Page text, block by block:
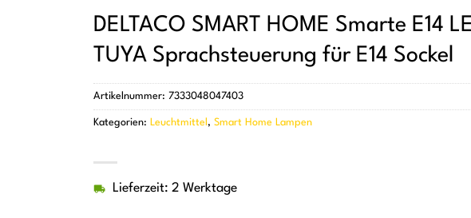
DELTACO SMART HOME Smarte E14
TUYA Sprachsteuerung für E14 Sockel
Lieferzeit: 2 Werktage
Artikelnummer: 7333048047403
Kategorien: Leuchtmittel , Smart Home Lampen